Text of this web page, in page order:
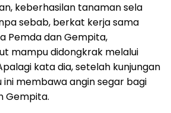
keberhasilan tanaman sela
sebab, berkat kerja sama
Pemda dan Gempita,
mampu didongkrak melalui
kata dia, setelah kunjungan
membawa angin segar bagi
Gempita.